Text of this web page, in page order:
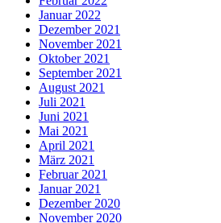
Januar 2022
Dezember 2021
November 2021
Oktober 2021
September 2021
August 2021
Juli 2021
Juni 2021
Mai 2021
April 2021
März 2021
Februar 2021
Januar 2021
Dezember 2020
November 2020